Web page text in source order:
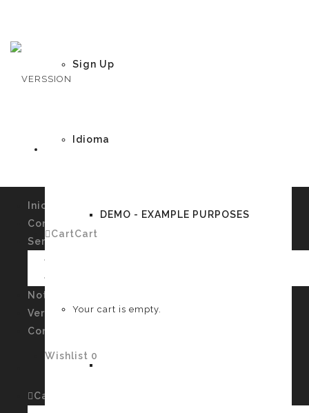
Sign Up
Idioma
DEMO - EXAMPLE PURPOSES
CartCart
Your cart is empty.
Wishlist 0
Inicio
Conócenos
Servicios
Noticias
Verssiones
Contacto
Cart